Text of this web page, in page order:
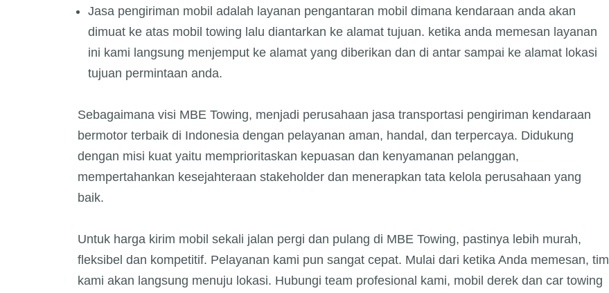
Jasa pengiriman mobil adalah layanan pengantaran mobil dimana kendaraan anda akan
dimuat ke atas mobil towing lalu diantarkan ke alamat tujuan. ketika anda memesan layanan
ini kami langsung menjemput ke alamat yang diberikan dan di antar sampai ke alamat lokasi
tujuan permintaan anda.
Sebagaimana visi MBE Towing, menjadi perusahaan jasa transportasi pengiriman kendaraan
bermotor terbaik di Indonesia dengan pelayanan aman, handal, dan terpercaya. Didukung
dengan misi kuat yaitu memprioritaskan kepuasan dan kenyamanan pelanggan,
mempertahankan kesejahteraan stakeholder dan menerapkan tata kelola perusahaan yang
baik.
Untuk harga kirim mobil sekali jalan pergi dan pulang di MBE Towing, pastinya lebih murah,
fleksibel dan kompetitif. Pelayanan kami pun sangat cepat. Mulai dari ketika Anda memesan, tim
kami akan langsung menuju lokasi. Hubungi team profesional kami, mobil derek dan car towing